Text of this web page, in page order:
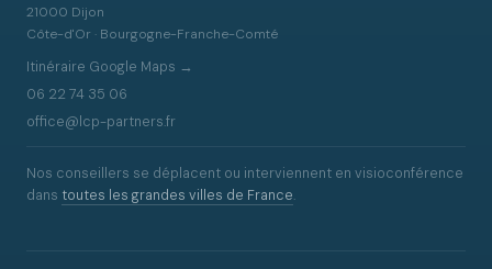
21000 Dijon
Côte-d'Or · Bourgogne-Franche-Comté
Itinéraire Google Maps →
06 22 74 35 06
office@lcp-partners.fr
Nos conseillers se déplacent ou interviennent en visioconférence
dans toutes les grandes villes de France.